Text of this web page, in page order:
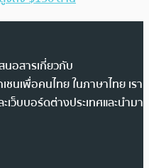
นอสารเกี่ยวกับ
นเพื่อคนไทย ในภาษาไทย เรา
ว็บบอร์ดต่างประเทศและนำมา